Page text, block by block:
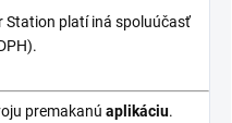
Station platí iná spoluúčasť
premakanú aplikáciu.